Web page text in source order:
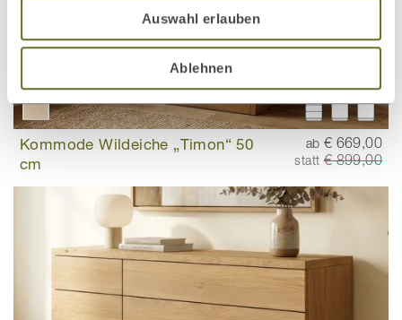
Auswahl erlauben
Ablehnen
Kommode Wildeiche „Timon“ 50
cm
ab € 669,00
statt€ 899,00